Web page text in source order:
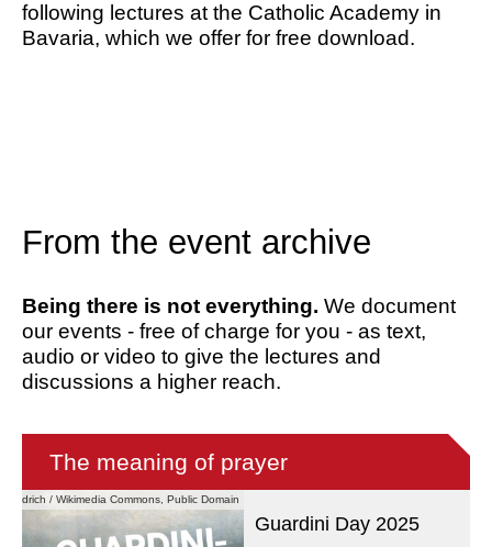
following lectures at the Catholic Academy in
Bavaria, which we offer for free download.
From the event archive
Being there is not everything. We document
our events - free of charge for you - as text,
audio or video to give the lectures and
discussions a higher reach.
/ Wikimedia Commons, Public Domain
The meaning of prayer
Guardini Day 2025